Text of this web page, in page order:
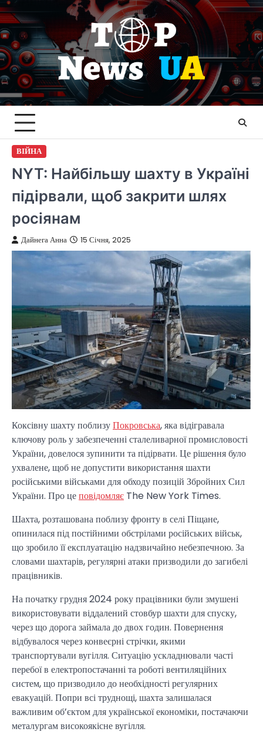
Перейти
до
вмісту
ВІЙНА
NYT: Найбільшу шахту в Україні
підірвали, щоб закрити шлях
росіянам
Дайнега Анна 15 Січня, 2025
Коксівну шахту поблизуПокровська, яка відігравала
ключову роль у забезпеченні сталеливарної промисловості
України, довелося зупинити та підірвати. Це рішення було
ухвалене, щоб не допустити використання шахти
російськими військами для обходу позицій Збройних Сил
України. Про цеповідомляє The New York Times.
Шахта, розташована поблизу фронту в селі Піщане,
опинилася під постійними обстрілами російських військ,
що зробило її експлуатацію надзвичайно небезпечною. За
словами шахтарів, регулярні атаки призводили до загибелі
працівників.
На початку грудня 2024 року працівники були змушені
використовувати віддалений стовбур шахти для спуску,
через що дорога займала до двох годин. Повернення
відбувалося через конвеєрні стрічки, якими
транспортували вугілля. Ситуацію ускладнювали часті
перебої в електропостачанні та роботі вентиляційних
систем, що призводило до необхідності регулярних
евакуацій. Попри всі труднощі, шахта залишалася
важливим об’єктом для української економіки, постачаючи
металургам високоякісне вугілля.